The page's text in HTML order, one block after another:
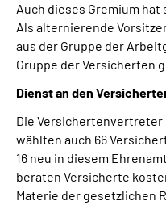
Auch dieses Gremium
Als alternierende
aus der Gruppe der
Gruppe der Versicherten
Dienst an den
Die
wählten auch 66
16 neu in diesem
beraten Versicher­te
Materie der gesetzlichen